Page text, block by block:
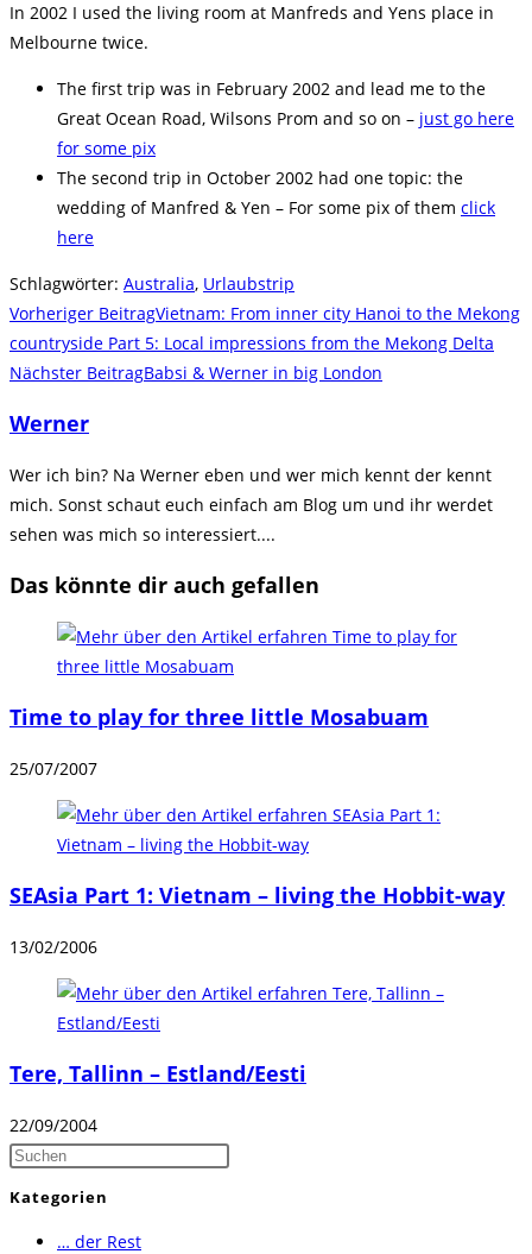
In 2002 I used the living room at Manfreds and Yens place in
Melbourne twice.
The first trip was in February 2002 and lead me to the
Great Ocean Road, Wilsons Prom and so on – just go here
for some pix
The second trip in October 2002 had one topic: the
wedding of Manfred & Yen – For some pix of them click
here
Schlagwörter: Australia, Urlaubstrip
Weitere
Artikel
ansehen
Vorheriger BeitragVietnam: From inner city Hanoi to the Mekong
countryside Part 5: Local impressions from the Mekong Delta
Nächster BeitragBabsi & Werner in big London
Werner
Wer ich bin? Na Werner eben und wer mich kennt der kennt
mich. Sonst schaut euch einfach am Blog um und ihr werdet
sehen was mich so interessiert....
Das könnte dir auch gefallen
Time to play for three little Mosabuam
25/07/2007
SEAsia Part 1: Vietnam – living the Hobbit-way
13/02/2006
Tere, Tallinn – Estland/Eesti
22/09/2004
Press
Kategorien
… der Rest